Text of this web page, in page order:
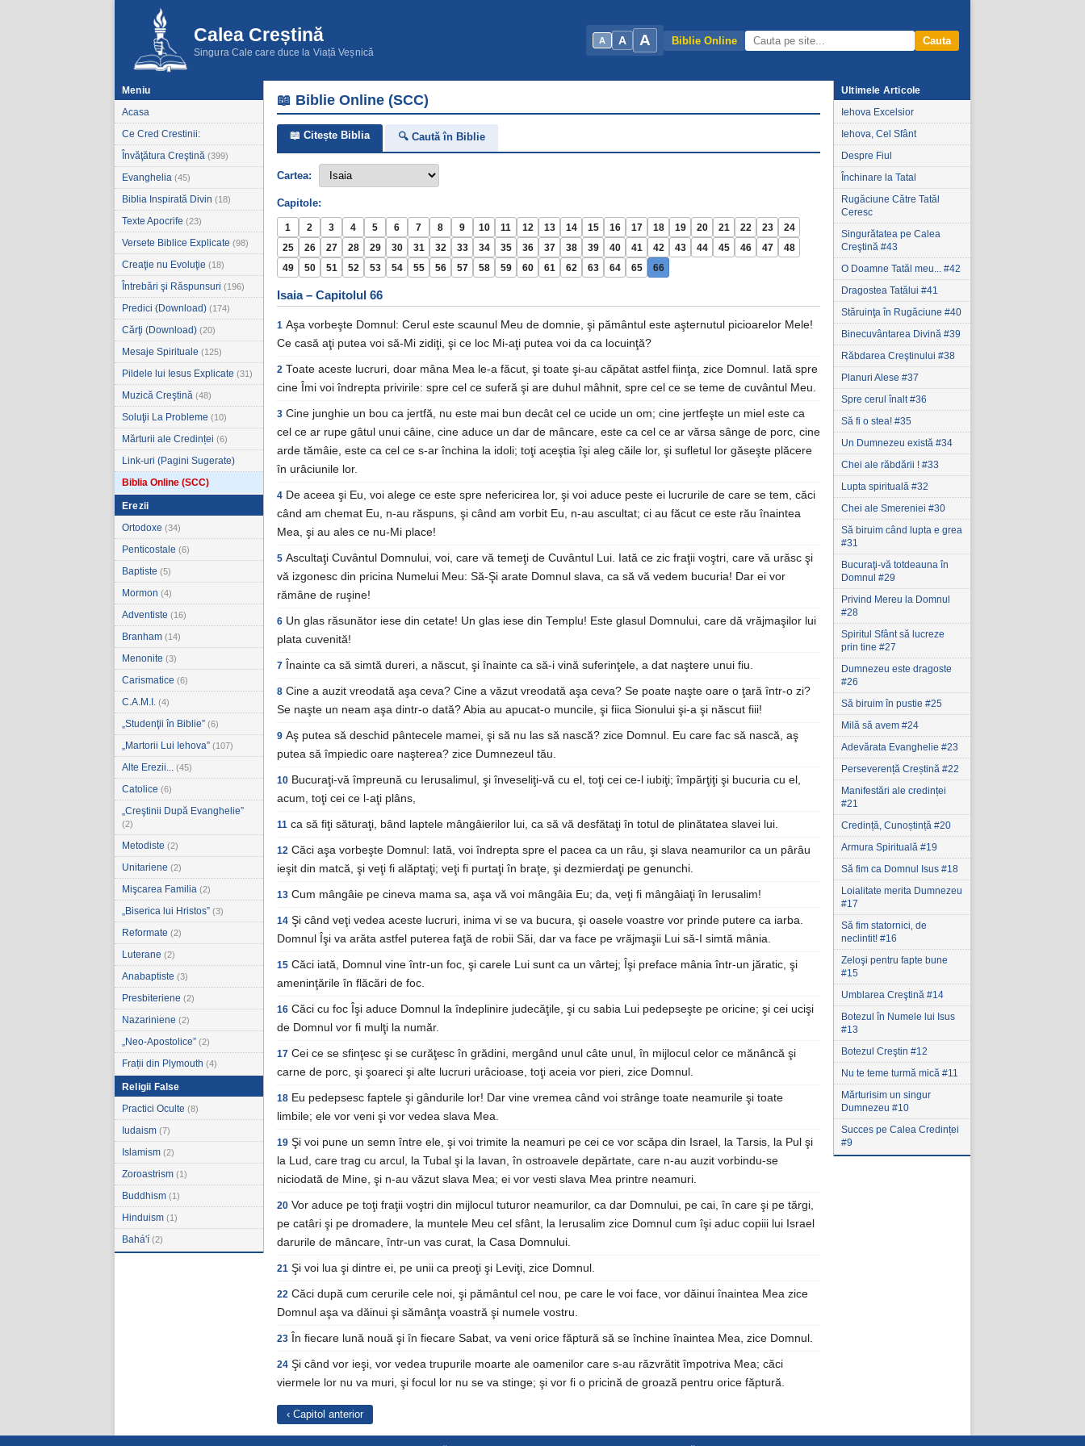
Calea Creștină
Singura Cale care duce la Viață Veșnică
A A A Biblie Online Cauta
Meniu
Acasa
Ce Cred Crestinii:
Învăţătura Creştină (399)
Evanghelia (45)
Biblia Inspirată Divin (18)
Texte Apocrife (23)
Versete Biblice Explicate (98)
Creaţie nu Evoluţie (18)
Întrebări şi Răspunsuri (196)
Predici (Download) (174)
Cărţi (Download) (20)
Mesaje Spirituale (125)
Pildele lui Iesus Explicate (31)
Muzică Creştină (48)
Soluţii La Probleme (10)
Mărturii ale Credinței (6)
Link-uri (Pagini Sugerate)
Biblia Online (SCC)
Erezii
Ortodoxe (34)
Penticostale (6)
Baptiste (5)
Mormon (4)
Adventiste (16)
Branham (14)
Menonite (3)
Carismatice (6)
C.A.M.I. (4)
„Studenţii în Biblie” (6)
„Martorii Lui Iehova” (107)
Alte Erezii... (45)
Catolice (6)
„Creştinii După Evanghelie”
(2)
Metodiste (2)
Unitariene (2)
Mişcarea Familia (2)
„Biserica lui Hristos” (3)
Reformate (2)
Luterane (2)
Anabaptiste (3)
Presbiteriene (2)
Nazariniene (2)
„Neo-Apostolice” (2)
Frații din Plymouth (4)
Religii False
Practici Oculte (8)
Iudaism (7)
Islamism (2)
Zoroastrism (1)
Buddhism (1)
Hinduism (1)
Bahá'í (2)
📖 Biblie Online (SCC)
📖 Citește Biblia 🔍 Caută în Biblie
Cartea:
Capitole:
1 2 3 4 5 6 7 8 9 10 11 12 13 14 15 16 17 18 19 20 21 22 23
24
25
26 27 28 29 30 31 32 33 34 35 36 37 38 39 40 41 42 43 44 45 46 47
48
49
50 51 52 53 54 55 56 57 58 59 60 61 62 63 64 65 66
Isaia – Capitolul 66
1 Aşa vorbeşte Domnul: Cerul este scaunul Meu de domnie, şi pământul este aşternutul picioarelor Mele!
Ce casă aţi putea voi să-Mi zidiţi, şi ce loc Mi-aţi putea voi da ca locuinţă?
2 Toate aceste lucruri, doar mâna Mea le-a făcut, şi toate şi-au căpătat astfel fiinţa, zice Domnul. Iată spre
cine Îmi voi îndrepta privirile: spre cel ce suferă şi are duhul mâhnit, spre cel ce se teme de cuvântul Meu.
3 Cine junghie un bou ca jertfă, nu este mai bun decât cel ce ucide un om; cine jertfeşte un miel este ca
cel ce ar rupe gâtul unui câine, cine aduce un dar de mâncare, este ca cel ce ar vărsa sânge de porc, cine
arde tămâie, este ca cel ce s-ar închina la idoli; toţi aceştia îşi aleg căile lor, şi sufletul lor găseşte plăcere
în urâciunile lor.
4 De aceea şi Eu, voi alege ce este spre nefericirea lor, şi voi aduce peste ei lucrurile de care se tem, căci
când am chemat Eu, n-au răspuns, şi când am vorbit Eu, n-au ascultat; ci au făcut ce este rău înaintea
Mea, şi au ales ce nu-Mi place!
5 Ascultaţi Cuvântul Domnului, voi, care vă temeţi de Cuvântul Lui. Iată ce zic fraţii voştri, care vă urăsc şi
vă izgonesc din pricina Numelui Meu: Să-Şi arate Domnul slava, ca să vă vedem bucuria! Dar ei vor
rămâne de ruşine!
6 Un glas răsunător iese din cetate! Un glas iese din Templu! Este glasul Domnului, care dă vrăjmaşilor lui
plata cuvenită!
7 Înainte ca să simtă dureri, a născut, şi înainte ca să-i vină suferinţele, a dat naştere unui fiu.
8 Cine a auzit vreodată aşa ceva? Cine a văzut vreodată aşa ceva? Se poate naşte oare o ţară într-o zi?
Se naşte un neam aşa dintr-o dată? Abia au apucat-o muncile, şi fiica Sionului şi-a şi născut fiii!
9 Aş putea să deschid pântecele mamei, şi să nu las să nască? zice Domnul. Eu care fac să nască, aş
putea să împiedic oare naşterea? zice Dumnezeul tău.
10 Bucuraţi-vă împreună cu Ierusalimul, şi înveseliţi-vă cu el, toţi cei ce-l iubiţi; împărţiţi şi bucuria cu el,
acum, toţi cei ce l-aţi plâns,
11 ca să fiţi săturaţi, bând laptele mângâierilor lui, ca să vă desfătaţi în totul de plinătatea slavei lui.
12 Căci aşa vorbeşte Domnul: Iată, voi îndrepta spre el pacea ca un râu, şi slava neamurilor ca un pârâu
ieşit din matcă, şi veţi fi alăptaţi; veţi fi purtaţi în braţe, şi dezmierdaţi pe genunchi.
13 Cum mângâie pe cineva mama sa, aşa vă voi mângâia Eu; da, veţi fi mângâiaţi în Ierusalim!
14 Şi când veţi vedea aceste lucruri, inima vi se va bucura, şi oasele voastre vor prinde putere ca iarba.
Domnul Îşi va arăta astfel puterea faţă de robii Săi, dar va face pe vrăjmaşii Lui să-I simtă mânia.
15 Căci iată, Domnul vine într-un foc, şi carele Lui sunt ca un vârtej; Îşi preface mânia într-un jăratic, şi
ameninţările în flăcări de foc.
16 Căci cu foc Îşi aduce Domnul la îndeplinire judecăţile, şi cu sabia Lui pedepseşte pe oricine; şi cei ucişi
de Domnul vor fi mulţi la număr.
17 Cei ce se sfinţesc şi se curăţesc în grădini, mergând unul câte unul, în mijlocul celor ce mănâncă şi
carne de porc, şi şoareci şi alte lucruri urâcioase, toţi aceia vor pieri, zice Domnul.
18 Eu pedepsesc faptele şi gândurile lor! Dar vine vremea când voi strânge toate neamurile şi toate
limbile; ele vor veni şi vor vedea slava Mea.
19 Şi voi pune un semn între ele, şi voi trimite la neamuri pe cei ce vor scăpa din Israel, la Tarsis, la Pul şi
la Lud, care trag cu arcul, la Tubal şi la Iavan, în ostroavele depărtate, care n-au auzit vorbindu-se
niciodată de Mine, şi n-au văzut slava Mea; ei vor vesti slava Mea printre neamuri.
20 Vor aduce pe toţi fraţii voştri din mijlocul tuturor neamurilor, ca dar Domnului, pe cai, în care şi pe tărgi,
pe catâri şi pe dromadere, la muntele Meu cel sfânt, la Ierusalim zice Domnul cum îşi aduc copiii lui Israel
darurile de mâncare, într-un vas curat, la Casa Domnului.
21 Şi voi lua şi dintre ei, pe unii ca preoţi şi Leviţi, zice Domnul.
22 Căci după cum cerurile cele noi, şi pământul cel nou, pe care le voi face, vor dăinui înaintea Mea zice
Domnul aşa va dăinui şi sămânţa voastră şi numele vostru.
23 În fiecare lună nouă şi în fiecare Sabat, va veni orice făptură să se închine înaintea Mea, zice Domnul.
24 Şi când vor ieşi, vor vedea trupurile moarte ale oamenilor care s-au răzvrătit împotriva Mea; căci
viermele lor nu va muri, şi focul lor nu se va stinge; şi vor fi o pricină de groază pentru orice făptură.
‹ Capitol anterior
Ultimele Articole
Iehova Excelsior
Iehova, Cel Sfânt
Despre Fiul
Închinare la Tatal
Rugăciune Către Tatăl
Ceresc
Singurătatea pe Calea
Creştină #43
O Doamne Tatăl meu... #42
Dragostea Tatălui #41
Stăruinţa în Rugăciune #40
Binecuvântarea Divină #39
Răbdarea Creştinului #38
Planuri Alese #37
Spre cerul înalt #36
Să fi o stea! #35
Un Dumnezeu există #34
Chei ale răbdării ! #33
Lupta spirituală #32
Chei ale Smereniei #30
Să biruim când lupta e grea
#31
Bucuraţi-vă totdeauna în
Domnul #29
Privind Mereu la Domnul
#28
Spiritul Sfânt să lucreze
prin tine #27
Dumnezeu este dragoste
#26
Să biruim în pustie #25
Milă să avem #24
Adevărata Evanghelie #23
Perseverență Creștină #22
Manifestări ale credinței
#21
Credință, Cunoștință #20
Armura Spirituală #19
Să fim ca Domnul Isus #18
Loialitate merita Dumnezeu
#17
Să fim statornici‚ de
neclintit! #16
Zeloşi pentru fapte bune
#15
Umblarea Creştină #14
Botezul în Numele lui Isus
#13
Botezul Creştin #12
Nu te teme turmă mică #11
Mărturisim un singur
Dumnezeu #10
Succes pe Calea Credinței
#9